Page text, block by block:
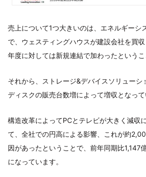
売上について1つ大きいのは、エネルギーシ
で、ウェスティングハウスが建設会社を買
年度に対しては新規連結で加わったというこ
それから、ストレージ&デバイスソリューシ
ディスクの販売台数増によって増収となって
構造改革によってPCとテレビが大きく減収
て、全社での円高による影響、これが約
因があったということで、前年同期比1,147
になっています。